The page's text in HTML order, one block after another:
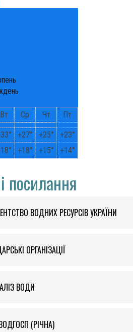
Вт Ср Чт Пт
33° +27° +25° +23°
18° +18° +15° +14°
посилання
ВОДНИХ РЕСУРСІВ УКРАЇНИ
ОРГАНІЗАЦІЇ
ВОДИ
(РІЧНА)